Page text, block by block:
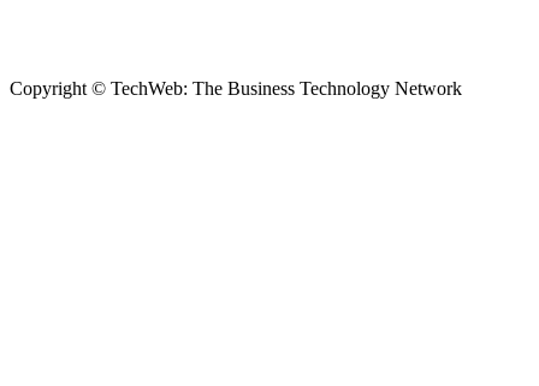
Copyright © TechWeb: The Business Technology Network